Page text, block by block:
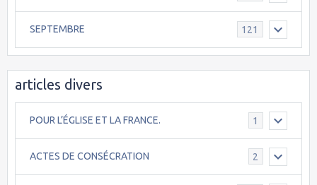
SEPTEMBRE 121
articles divers
POUR L’ÉGLISE ET LA FRANCE. 1
ACTES DE CONSÉCRATION 2